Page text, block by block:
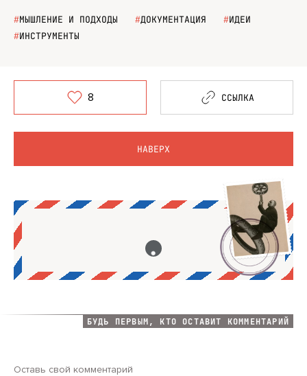
#МЫШЛЕНИЕ И ПОДХОДЫ #ДОКУМЕНТАЦИЯ #ИДЕИ
#ИНСТРУМЕНТЫ
8 ССЫЛКА
НАВЕРХ
БУДЬ ПЕРВЫМ, КТО ОСТАВИТ КОММЕНТАРИЙ
Оставь свой комментарий